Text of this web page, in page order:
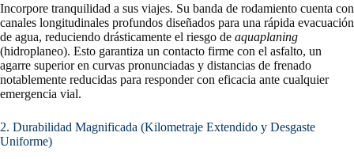
Incorpore tranquilidad a sus viajes. Su banda de rodamiento cuenta con
canales longitudinales profundos diseñados para una rápida evacuación
de agua, reduciendo drásticamente el riesgo de aquaplaning
(hidroplaneo). Esto garantiza un contacto firme con el asfalto, un
agarre superior en curvas pronunciadas y distancias de frenado
notablemente reducidas para responder con eficacia ante cualquier
emergencia vial.
2. Durabilidad Magnificada (Kilometraje Extendido y Desgaste
Uniforme)